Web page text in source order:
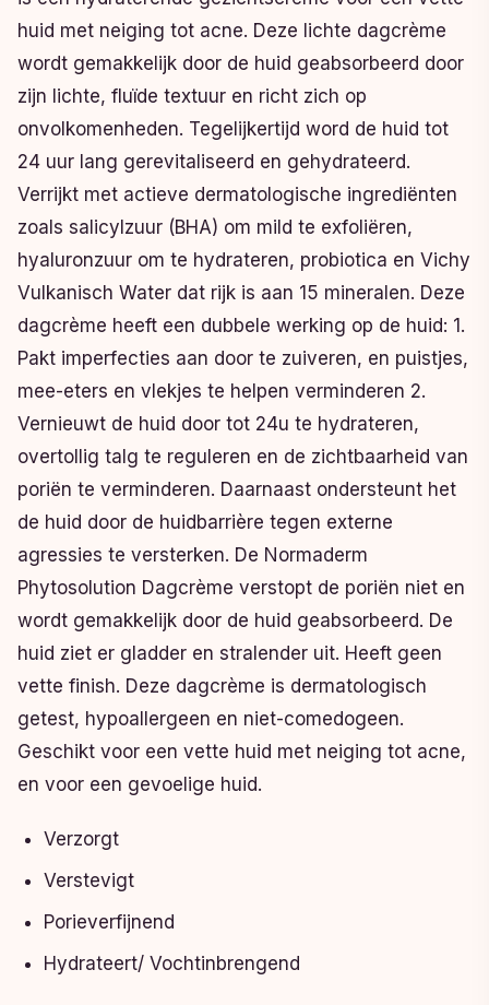
huid met neiging tot acne. Deze lichte dagcrème
wordt gemakkelijk door de huid geabsorbeerd door
zijn lichte, fluïde textuur en richt zich op
onvolkomenheden. Tegelijkertijd word de huid tot
24 uur lang gerevitaliseerd en gehydrateerd.
Verrijkt met actieve dermatologische ingrediënten
zoals salicylzuur (BHA) om mild te exfoliëren,
hyaluronzuur om te hydrateren, probiotica en Vichy
Vulkanisch Water dat rijk is aan 15 mineralen. Deze
dagcrème heeft een dubbele werking op de huid: 1.
Pakt imperfecties aan door te zuiveren, en puistjes,
mee-eters en vlekjes te helpen verminderen 2.
Vernieuwt de huid door tot 24u te hydrateren,
overtollig talg te reguleren en de zichtbaarheid van
poriën te verminderen. Daarnaast ondersteunt het
de huid door de huidbarrière tegen externe
agressies te versterken. De Normaderm
Phytosolution Dagcrème verstopt de poriën niet en
wordt gemakkelijk door de huid geabsorbeerd. De
huid ziet er gladder en stralender uit. Heeft geen
vette finish. Deze dagcrème is dermatologisch
getest, hypoallergeen en niet-comedogeen.
Geschikt voor een vette huid met neiging tot acne,
en voor een gevoelige huid.
Verzorgt
Verstevigt
Porieverfijnend
Hydrateert/ Vochtinbrengend